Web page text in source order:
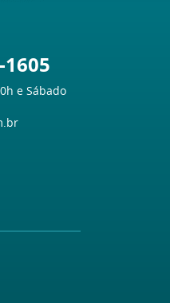
e Sábado